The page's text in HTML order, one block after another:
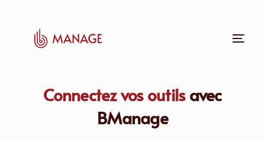
Connectez vos outilsavec
BManage